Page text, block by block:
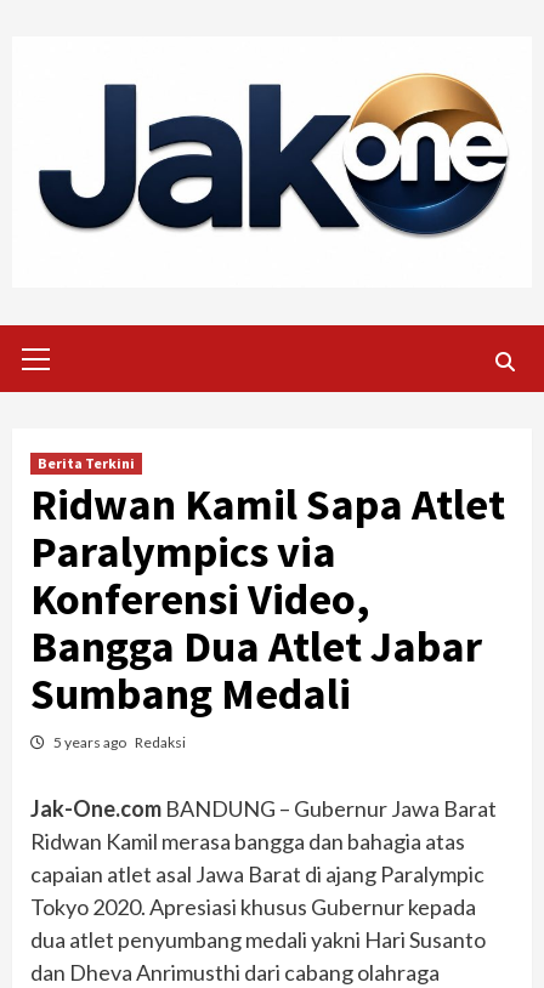
Menu
Berita Terkini
Ridwan Kamil Sapa Atlet
Paralympics via
Konferensi Video,
Bangga Dua Atlet Jabar
Sumbang Medali
5 years ago Redaksi
Jak-One.com BANDUNG – Gubernur Jawa Barat
Ridwan Kamil merasa bangga dan bahagia atas
capaian atlet asal Jawa Barat di ajang Paralympic
Tokyo 2020. Apresiasi khusus Gubernur kepada
dua atlet penyumbang medali yakni Hari Susanto
dan Dheva Anrimusthi dari cabang olahraga